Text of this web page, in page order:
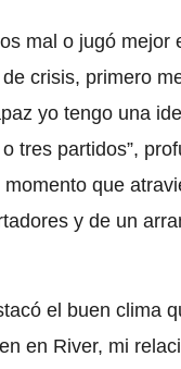
mal o jugó mejor
crisis, primero
yo tengo una
tres partidos”,
que
y de un
el buen clima
en River, mi